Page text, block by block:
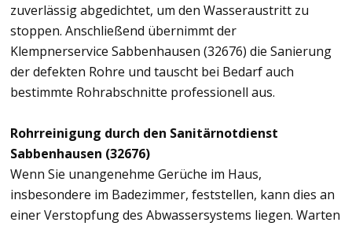
zuverlässig abgedichtet, um den Wasseraustritt zu
stoppen. Anschließend übernimmt der
Klempnerservice Sabbenhausen (32676) die Sanierung
der defekten Rohre und tauscht bei Bedarf auch
bestimmte Rohrabschnitte professionell aus.
Rohrreinigung durch den Sanitärnotdienst
Sabbenhausen (32676)
Wenn Sie unangenehme Gerüche im Haus,
insbesondere im Badezimmer, feststellen, kann dies an
einer Verstopfung des Abwassersystems liegen. Warten